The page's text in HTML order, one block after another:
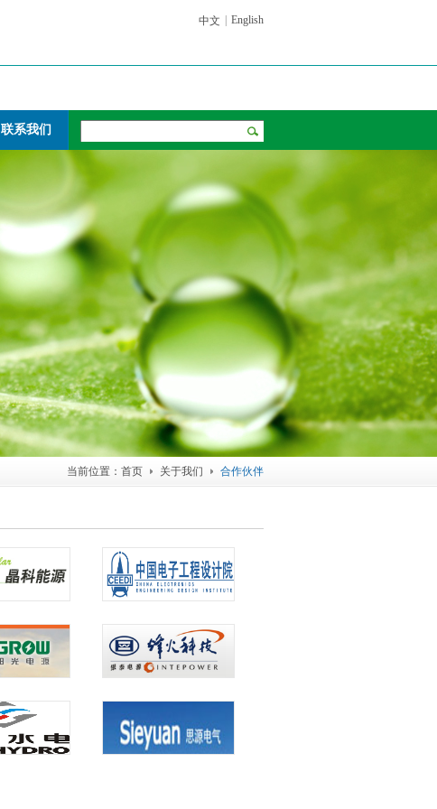
中文 English
联系我们
当前位置： 首页 关于我们 合作伙伴